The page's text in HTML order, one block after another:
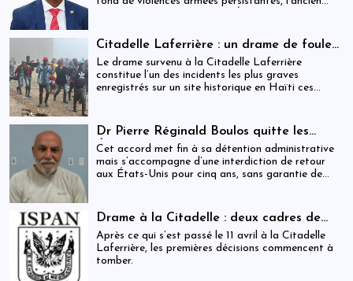
désormais les capacités locales.
Citadelle Laferrière : un drame de foule
ayant fait plus de 25 morts, enquête en
cours et zones d’ombre persistantes
Le drame survenu à la Citadelle Laferrière
constitue l’un des incidents les plus graves
enregistrés sur un site historique en Haïti ces
Dr Pierre Réginald Boulos quitte les
États-Unis pour la Colombie après un
accord migratoire
Cet accord met fin à sa détention administrative
mais s’accompagne d’une interdiction de retour
aux États-Unis pour cinq ans, sans garantie de
Drame à la Citadelle : deux cadres de
l’ISPAN et du MCC remerciés
Après ce qui s’est passé le 11 avril à la Citadelle
Laferrière, les premières décisions commencent à
tomber.